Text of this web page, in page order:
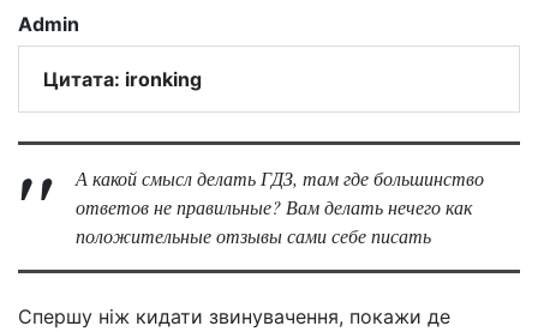
Admin
Цитата: ironking
А какой смысл делать ГДЗ, там где большинство
ответов не правильные? Вам делать нечего как
положительные отзывы сами себе писать
Спершу ніж кидати звинувачення, покажи де